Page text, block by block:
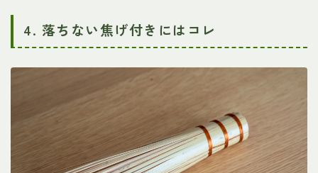
4. 落ちない焦げ付きにはコレ